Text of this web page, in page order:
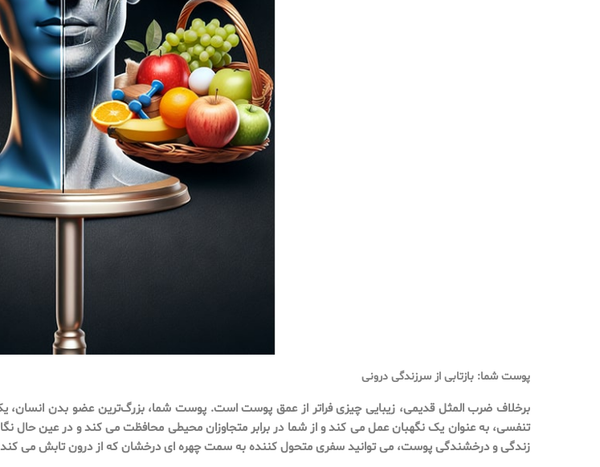
پوست شما: بازتابی از سرزندگی درونی
برخلاف ضرب المثل قدیمی، زیبایی چیزی فراتر از عمق پوست است. پوست شما، بزرگ‌ترین عضو بدن
تنفسی، به عنوان یک نگهبان عمل می کند و از شما در برابر متجاوزان محیطی محافظت می کند و در عین
زندگی و درخشندگی پوست، می توانید سفری متحول کننده به سمت چهره ای درخشان که از درون تابش می کند،